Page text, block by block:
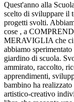
Quest'anno alla
scelto di sviluppare il
progetti svolti.
cose , a
MERAVIGLIA che ci
abbiamo
giardino di scuola.
ammirato, raccolto,
apprendimenti,
bambino ha
artistico-creativo